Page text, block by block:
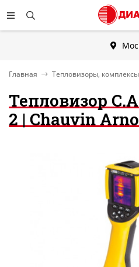
Главная Тепловизоры,
Тепловизор
2 | Chauvin